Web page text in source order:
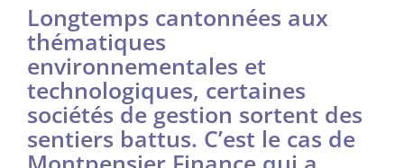
Longtemps cantonnées aux
thématiques
environnementales et
technologiques, certaines
sociétés de gestion sortent des
sentiers battus. C’est le cas de